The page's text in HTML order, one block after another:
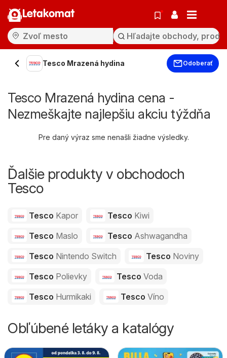
Letakomat
Tesco Mrazená hydina Odoberať
Tesco Mrazená hydina cena -
Nezmeškajte najlepšiu akciu týždňa
Pre daný výraz sme nenašli žiadne výsledky.
Ďalšie produkty v obchodoch
Tesco
Tesco Kapor Tesco Kiwi
Tesco Maslo Tesco Ashwagandha
Tesco Nintendo Switch Tesco Noviny
Tesco Polievky Tesco Voda
Tesco Hurmikaki Tesco Víno
Obľúbené letáky a katalógy